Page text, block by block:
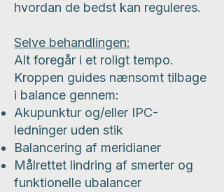
hvordan de bedst kan reguleres.
Selve behandlingen:
Alt foregår i et roligt tempo.
Kroppen guides nænsomt tilbage
i balance gennem:
Akupunktur og/eller IPC-
ledninger uden stik
Balancering af meridianer
Målrettet lindring af smerter og
funktionelle ubalancer